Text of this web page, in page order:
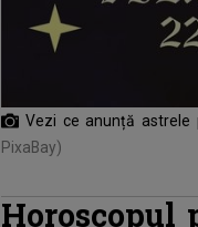
Vezi ce anunță
PixaBay)
Horoscopul